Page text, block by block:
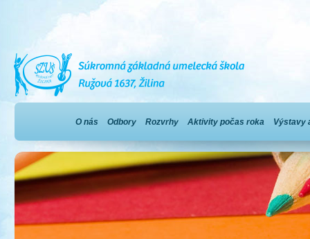
O nás Odbory Rozvrhy Aktivity počas roka Výstavy